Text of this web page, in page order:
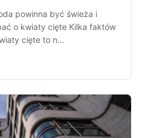
powinna być świeża i
o kwiaty cięte Kilka faktów
cięte to n...